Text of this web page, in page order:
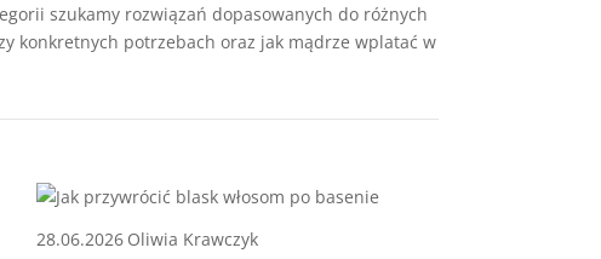
szukamy rozwiązań dopasowanych do różnych
konkretnych potrzebach oraz jak mądrze wplatać w
28.06.2026 Oliwia Krawczyk